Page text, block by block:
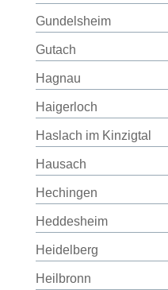
Gundelsheim
Gutach
Hagnau
Haigerloch
Haslach im Kinzigtal
Hausach
Hechingen
Heddesheim
Heidelberg
Heilbronn